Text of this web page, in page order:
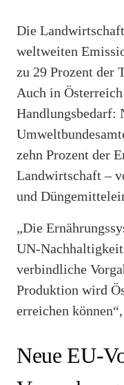
Die
weltweiten
zu 29 Prozent der
Auch in
Handlungsbedarf:
zehn Prozent der
Landwirtschaft –
und
„Die
UN-
verbindliche
Produktion wird
erreichen
Neue EU-